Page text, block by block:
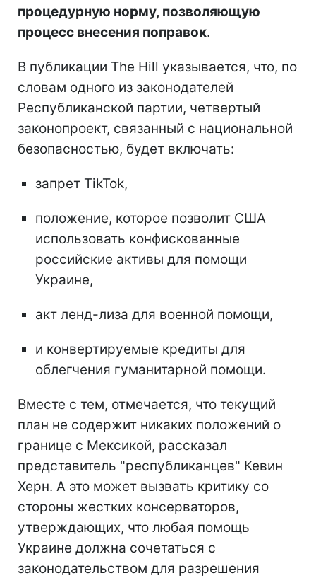
процедурную норму, позволяющую
процесс внесения поправок.
В публикации The Hill указывается, что, по
словам одного из законодателей
Республиканской партии, четвертый
законопроект, связанный с национальной
безопасностью, будет включать:
запрет TikTok,
положение, которое позволит США
использовать конфискованные
российские активы для помощи
Украине,
акт ленд-лиза для военной помощи,
и конвертируемые кредиты для
облегчения гуманитарной помощи.
Вместе с тем, отмечается, что текущий
план не содержит никаких положений о
границе с Мексикой, рассказал
представитель "республиканцев" Кевин
Херн. А это может вызвать критику со
стороны жестких консерваторов,
утверждающих, что любая помощь
Украине должна сочетаться с
законодательством для разрешения